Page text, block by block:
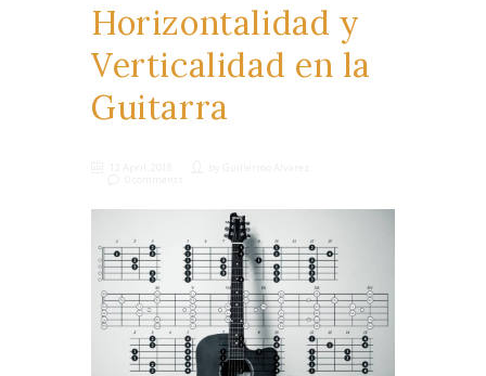
Horizontalidad y
Verticalidad en la
Guitarra